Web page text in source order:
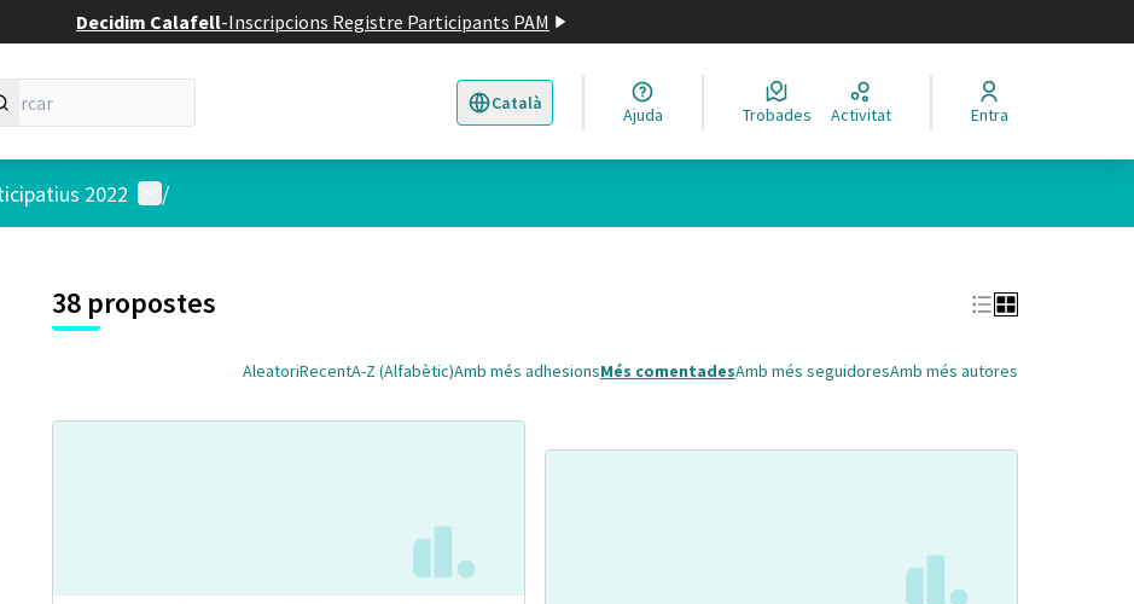
Decidim Calafell-Inscripcions Registre Participants PAM
Català
Triar la llengua Elegir el idioma
Ajuda Trobades Activitat Entra
2022 Menú d'usuari
/
38 propostes
AleatoriRecentA-Z (Alfabètic)Amb més adhesionsMés comentadesAmb més seguidoresAmb més autores